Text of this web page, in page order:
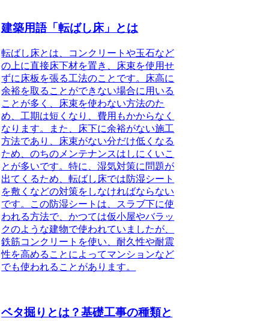
建築用語「転ばし床」とは
転ばし床とは、コンクリートや玉石など
の上に直接床下材を置き、床束を使用せ
ずに床板を張る工法のことです。床高に
余裕を取ることができない場合に用いる
ことが多く、床束を使わない方法のた
め、工期は短くなり、費用もかからなく
なります。また、床下に余裕がない施工
方法であり、床束がない分だけ低くなる
ため、のちのメンテナンスはしにくいこ
とが多いです。特に、湿気対策に問題が
出てくるため、転ばし床では防湿シート
を敷くなどの対策をしなければならない
です。この防湿シートは、スラブ下に使
われる方法で、かつては仮小屋やバラッ
クのような建物で使われていましたが、
鉄筋コンクリートを使い、耐久性や耐震
性を高めることによってマンションなど
でも使われることがあります。
ベタ掘りとは？基礎工事の種類と